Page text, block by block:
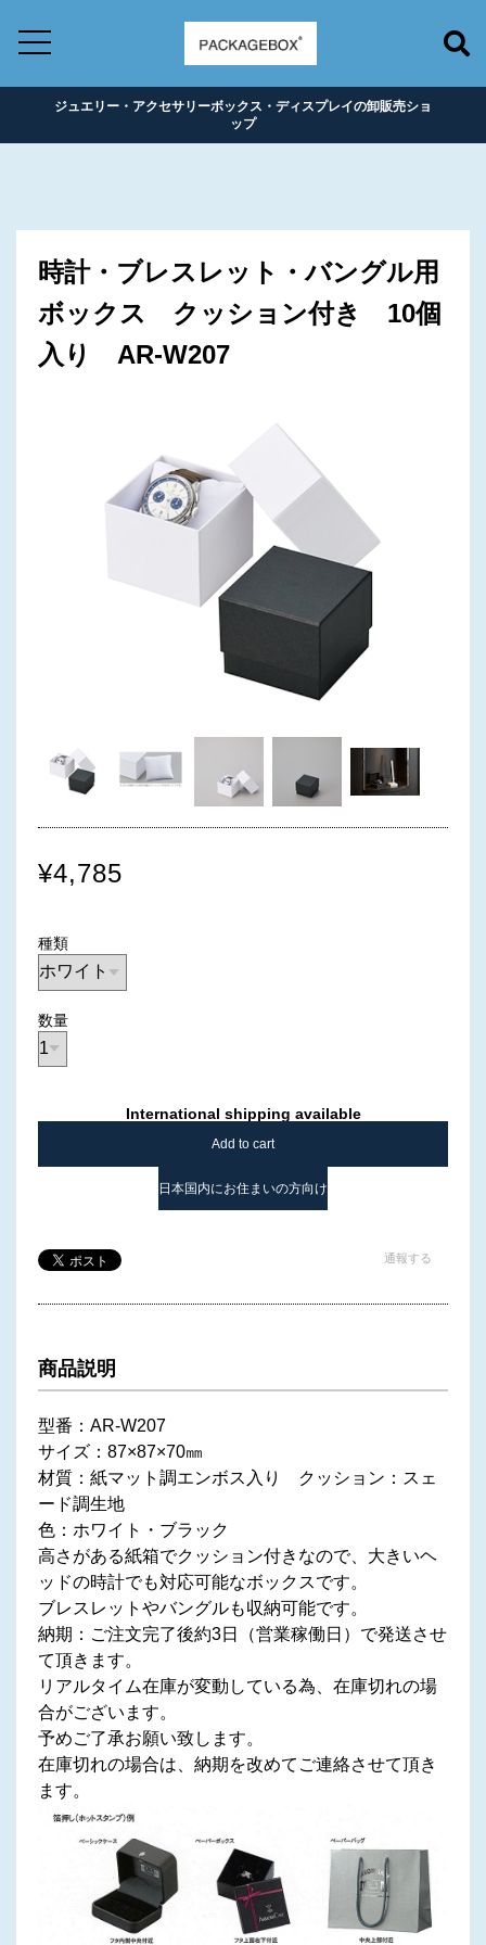
ジュエリー・アクセサリーボックス・ディスプレイの卸販売ショ
ップ
時計・ブレスレット・バングル用
ボックス クッション付き 10個
入り AR-W207
¥4,785
種類
数量
International shipping available
Add to cart
日本国内にお住まいの方向け
通報する
商品説明
型番：AR-W207
サイズ：87×87×70㎜
材質：紙マット調エンボス入り クッション：スェ
ード調生地
色：ホワイト・ブラック
高さがある紙箱でクッション付きなので、大きいヘ
ッドの時計でも対応可能なボックスです。
ブレスレットやバングルも収納可能です。
納期：ご注文完了後約3日（営業稼働日）で発送させ
て頂きます。
リアルタイム在庫が変動している為、在庫切れの場
合がございます。
予めご了承お願い致します。
在庫切れの場合は、納期を改めてご連絡させて頂き
ます。